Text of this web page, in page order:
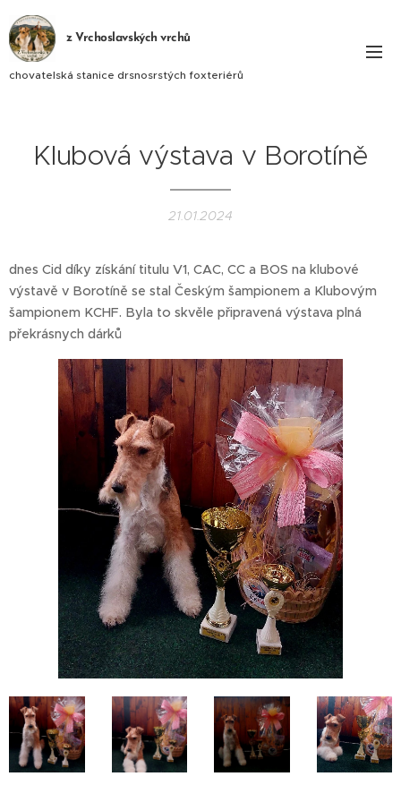
z Vrchoslavských vrchů
chovatelská stanice drsnosrstých foxteriérů
Klubová výstava v Borotíně
21.01.2024
dnes Cid díky získání titulu V1, CAC, CC a BOS na klubové
výstavě v Borotíně se stal Českým šampionem a Klubovým
šampionem KCHF. Byla to skvěle připravená výstava plná
překrásnych dárků 🔝